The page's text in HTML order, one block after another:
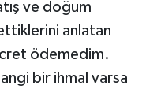
ve doğum
anlatan
ödemedim.
bir ihmal varsa